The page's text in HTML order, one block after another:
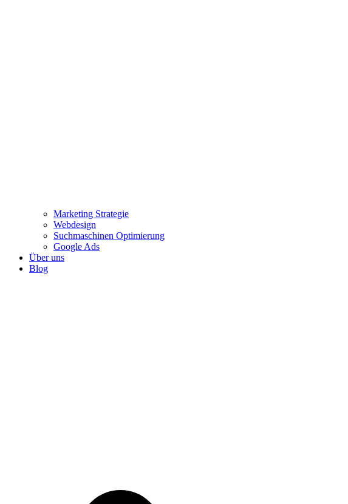
Marketing Strategie
Webdesign
Suchmaschinen Optimierung
Google Ads
Über uns
Blog